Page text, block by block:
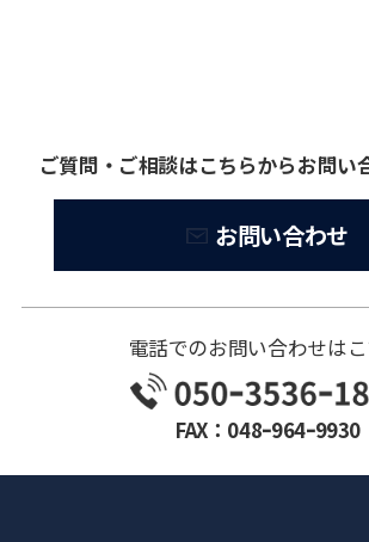
ご質問・ご相談はこちらからお問い
お問い合わせ
電話でのお問い合わせは
FAX：048ｰ964ｰ9930